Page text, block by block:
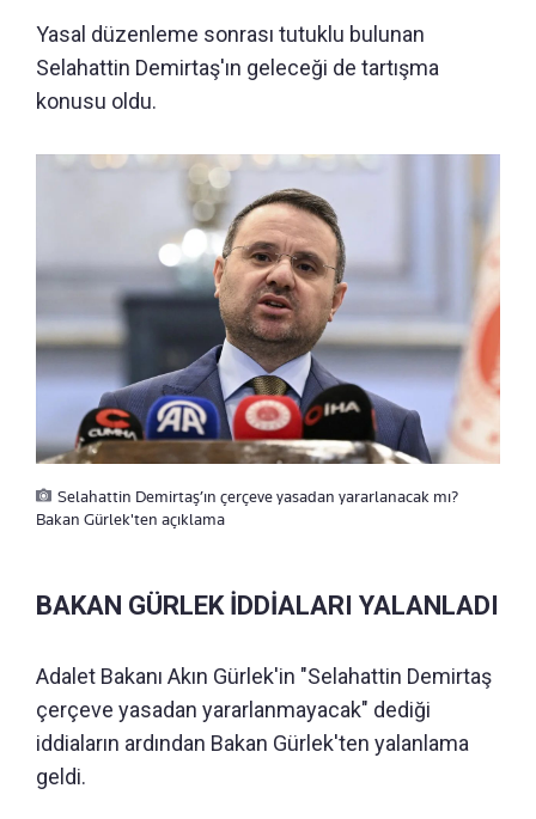
Yasal düzenleme sonrası tutuklu bulunan
Selahattin Demirtaş'ın geleceği de tartışma
konusu oldu.
Selahattin Demirtaş’ın çerçeve yasadan yararlanacak mı?
Bakan Gürlek'ten açıklama
BAKAN GÜRLEK İDDİALARI YALANLADI
Adalet Bakanı Akın Gürlek'in "Selahattin Demirtaş
çerçeve yasadan yararlanmayacak" dediği
iddiaların ardından Bakan Gürlek'ten yalanlama
geldi.